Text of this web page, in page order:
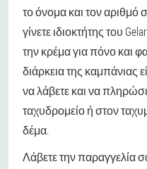
το όνομα και τον
γίνετε ιδιοκτήτης του
την κρέμα για πόνο και
διάρκεια της καμπάνιας
να λάβετε και να
ταχυδρομείο ή στον
δέμα.
Λάβετε την παραγγελία